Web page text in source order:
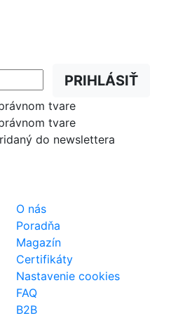
PRIHLÁSIŤ
tvare
tvare
do newslettera
O nás
Poradňa
Magazín
Certifikáty
Nastavenie cookies
FAQ
B2B